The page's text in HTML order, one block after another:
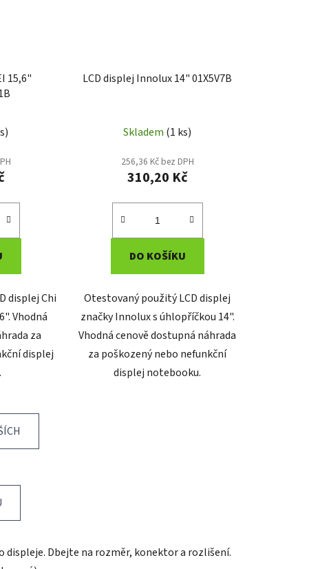
15,6"
displej Chi
Vhodná
za
displej
LCD displej Innolux 14" 01X5V7B
Skladem (1 ks)
256,36 Kč bez DPH
310,20 Kč
DO KOŠÍKU
Otestovaný použitý LCD displej
značky Innolux s úhlopříčkou 14".
Vhodná cenově dostupná náhrada
za poškozený nebo nefunkční
displej notebooku.
Dbejte na rozměr, konektor a rozlišení.